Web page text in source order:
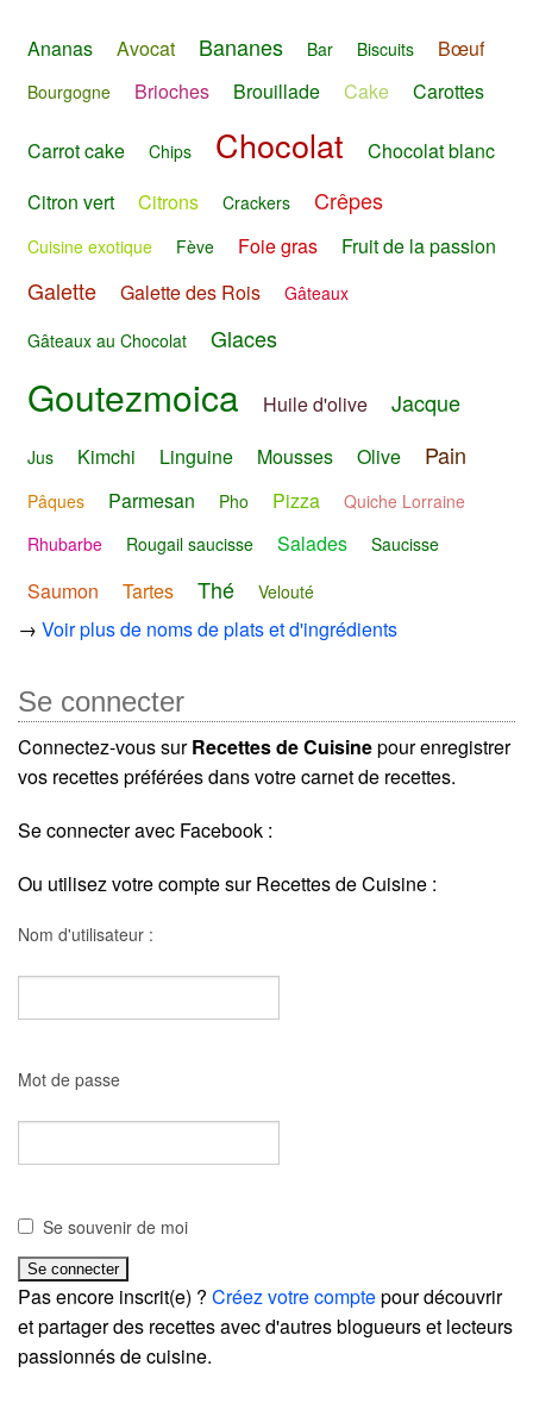
Ananas Avocat Bananes Bar Biscuits Bœuf
Bourgogne Brioches Brouillade Cake Carottes
Carrot cake Chips Chocolat
Chocolat blanc
Citron vert
Citrons Crackers Crêpes
Cuisine exotique Fève Foie gras Fruit de la passion
Galette Galette des Rois
Gâteaux
Gâteaux au Chocolat
Glaces
Goutezmoica Huile d'olive Jacque
Jus Kimchi Linguine Mousses Olive Pain
Pâques Parmesan Pho Pizza
Quiche Lorraine
Rhubarbe
Rougail saucisse Salades Saucisse
Saumon Tartes Thé Velouté
→ Voir plus de noms de plats et d'ingrédients
Se connecter
Connectez-vous surRecettes de Cuisinepour enregistrer
vos recettes préférées dans votre carnet de recettes.
Se connecter avec Facebook :
Ou utilisez votre compte sur Recettes de Cuisine :
Nom d'utilisateur :
Mot de passe
Se souvenir de moi
Pas encore inscrit(e) ? Créez votre comptepour découvrir
et partager des recettes avec d'autres blogueurs et lecteurs
passionnés de cuisine.